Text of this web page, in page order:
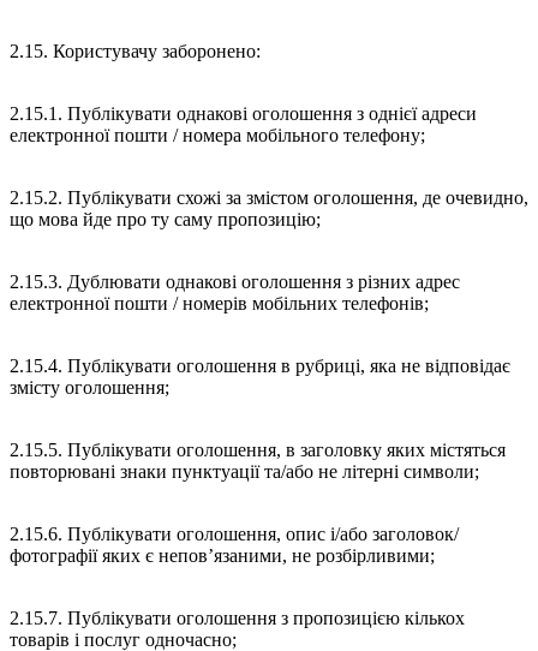
2.15. Користувачу заборонено:
2.15.1. Публікувати однакові оголошення з однієї адреси
електронної пошти / номера мобільного телефону;
2.15.2. Публікувати схожі за змістом оголошення, де очевидно,
що мова йде про ту саму пропозицію;
2.15.3. Дублювати однакові оголошення з різних адрес
електронної пошти / номерів мобільних телефонів;
2.15.4. Публікувати оголошення в рубриці, яка не відповідає
змісту оголошення;
2.15.5. Публікувати оголошення, в заголовку яких містяться
повторювані знаки пунктуації та/або не літерні символи;
2.15.6. Публікувати оголошення, опис і/або заголовок/
фотографії яких є непов’язаними, не розбірливими;
2.15.7. Публікувати оголошення з пропозицією кількох
товарів і послуг одночасно;